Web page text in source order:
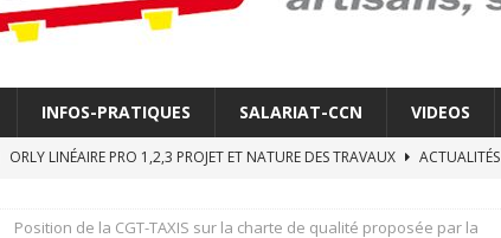
INFOS-PRATIQUES SALARIAT-CCN VIDEOS
ORLY LINÉAIRE PRO 1,2,3 PROJET ET NATURE DES TRAVAUX
ACTUALITÉS
Position de la CGT-TAXIS sur la charte de qualité proposée par la